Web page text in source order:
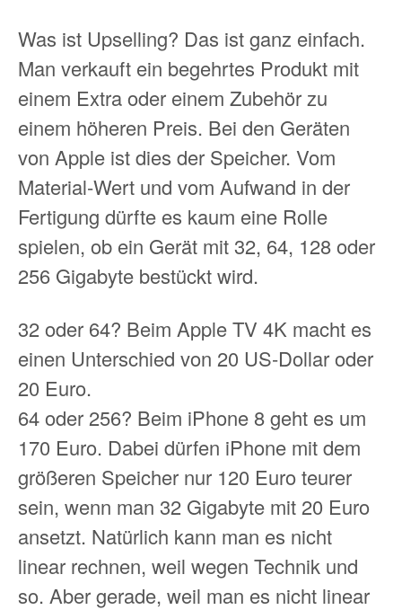
Was ist Upselling? Das ist ganz einfach.
Man verkauft ein begehrtes Produkt mit
einem Extra oder einem Zubehör zu
einem höheren Preis. Bei den Geräten
von Apple ist dies der Speicher. Vom
Material-Wert und vom Aufwand in der
Fertigung dürfte es kaum eine Rolle
spielen, ob ein Gerät mit 32, 64, 128 oder
256 Gigabyte bestückt wird.
32 oder 64? Beim Apple TV 4K macht es
einen Unterschied von 20 US-Dollar oder
20 Euro.
64 oder 256? Beim iPhone 8 geht es um
170 Euro. Dabei dürfen iPhone mit dem
größeren Speicher nur 120 Euro teurer
sein, wenn man 32 Gigabyte mit 20 Euro
ansetzt. Natürlich kann man es nicht
linear rechnen, weil wegen Technik und
so. Aber gerade, weil man es nicht linear